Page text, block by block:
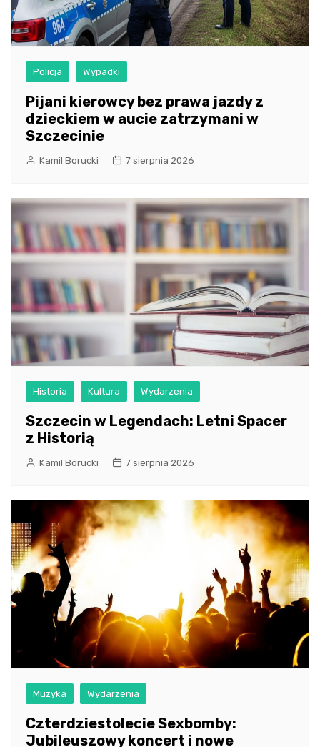
Policja Wypadki
Pijani kierowcy bez prawa jazdy z
dzieckiem w aucie zatrzymani w
Szczecinie
Kamil Borucki 7 sierpnia 2026
Historia Kultura Wydarzenia
Szczecin w Legendach: Letni Spacer
z Historią
Kamil Borucki 7 sierpnia 2026
Muzyka Wydarzenia
Czterdziestolecie Sexbomby:
Jubileuszowy koncert i nowe